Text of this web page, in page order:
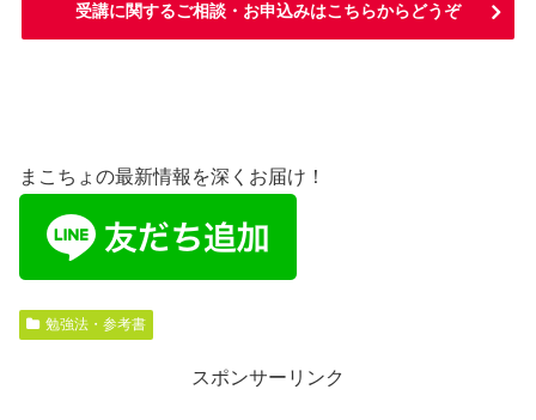
受講に関するご相談・お申込みはこちらからどうぞ
まこちょの最新情報を深くお届け！
勉強法・参考書
スポンサーリンク